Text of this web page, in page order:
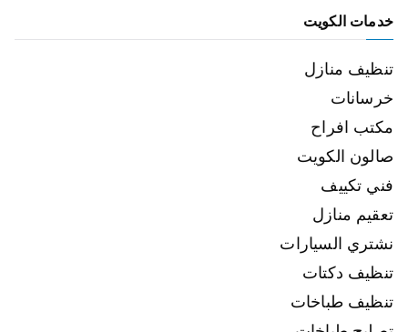
خدمات الكويت
تنظيف منازل
خرسانات
مكتب افراح
صالون الكويت
فني تكييف
تعقيم منازل
نشتري السيارات
تنظيف دكتات
تنظيف طباخات